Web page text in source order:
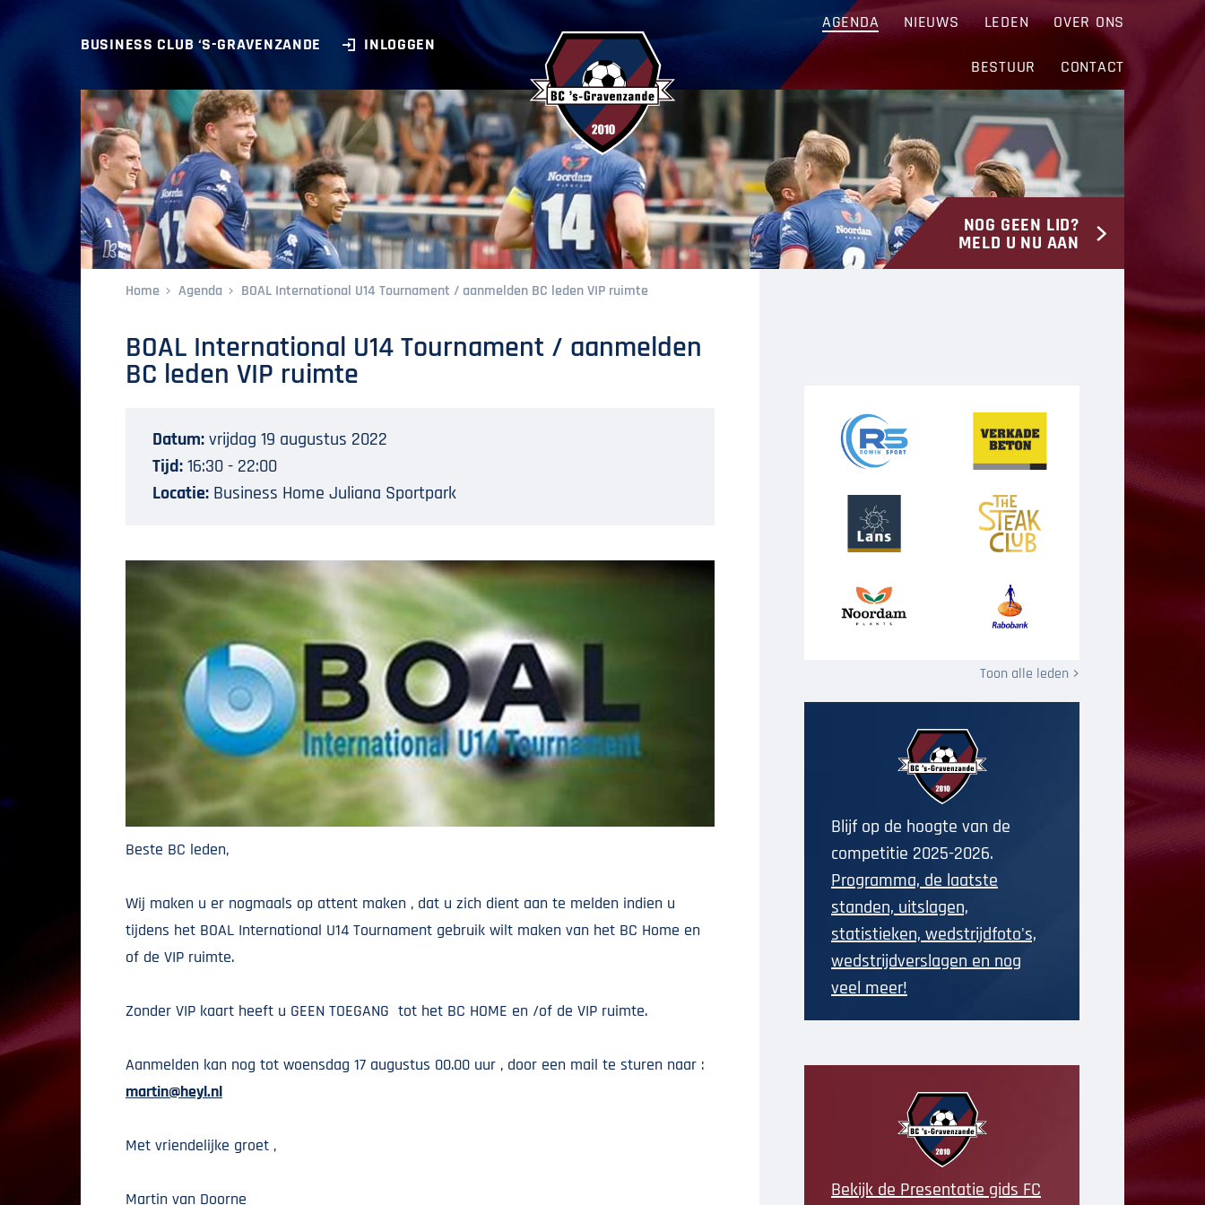
BC ‘s-Gravenzande
BUSINESS CLUB ‘S-GRAVENZANDE INLOGGEN
AGENDA NIEUWS LEDEN OVER ONS
BESTUUR CONTACT
NOG GEEN LID?
MELD U NU AAN
Home Agenda BOAL International U14 Tournament / aanmelden BC leden VIP ruimte
BOAL International U14 Tournament / aanmelden
BC leden VIP ruimte
Datum:vrijdag 19 augustus 2022
Tijd:16:30 - 22:00
Locatie: Business Home Juliana Sportpark
Beste BC leden,
Wij maken u er nogmaals op attent maken , dat u zich dient aan te melden indien u
tijdens het BOAL International U14 Tournament gebruik wilt maken van het BC Home en
of de VIP ruimte.
Zonder VIP kaart heeft u GEEN TOEGANG tot het BC HOME en /of de VIP ruimte.
Aanmelden kan nog tot woensdag 17 augustus 00.00 uur , door een mail te sturen naar :
martin@heyl.nl
Met vriendelijke groet ,
Martin van Doorne
Toon alle leden
Blijf op de hoogte van de
competitie 2025-2026.
Programma, de laatste
standen, uitslagen,
statistieken, wedstrijdfoto's,
wedstrijdverslagen en nog
veel meer!
Bekijk de Presentatie gids FC